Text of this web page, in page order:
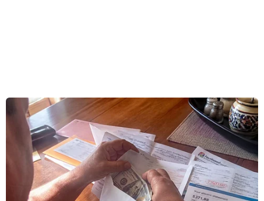
dựng Covec (Trung Quốc) và công ty xây dựng
đường bộ ATTM (Mauritania).
[Tổng thư ký LHQ đề nghị tăng thêm 2.000
lính gìn giữ hòa bình tại Mali]
Hãng tin Al-Akhbar của Mauritania cũng cho
biết các tay súng đi xe môtô đã tấn công công